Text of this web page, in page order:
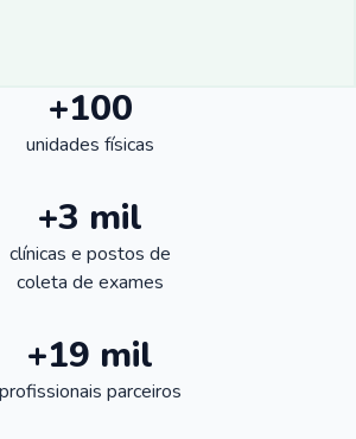
+100
unidades físicas
+3 mil
clínicas e postos de
coleta de exames
+19 mil
profissionais parceiros